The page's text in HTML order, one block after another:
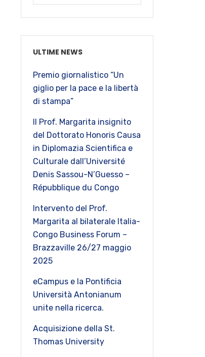
ULTIME NEWS
Premio giornalistico “Un
giglio per la pace e la libertà
di stampa”
Il Prof. Margarita insignito
del Dottorato Honoris Causa
in Diplomazia Scientifica e
Culturale dall’Université
Denis Sassou-N’Guesso –
Répubblique du Congo
Intervento del Prof.
Margarita al bilaterale Italia-
Congo Business Forum –
Brazzaville 26/27 maggio
2025
eCampus e la Pontificia
Università Antonianum
unite nella ricerca.
Acquisizione della St.
Thomas University